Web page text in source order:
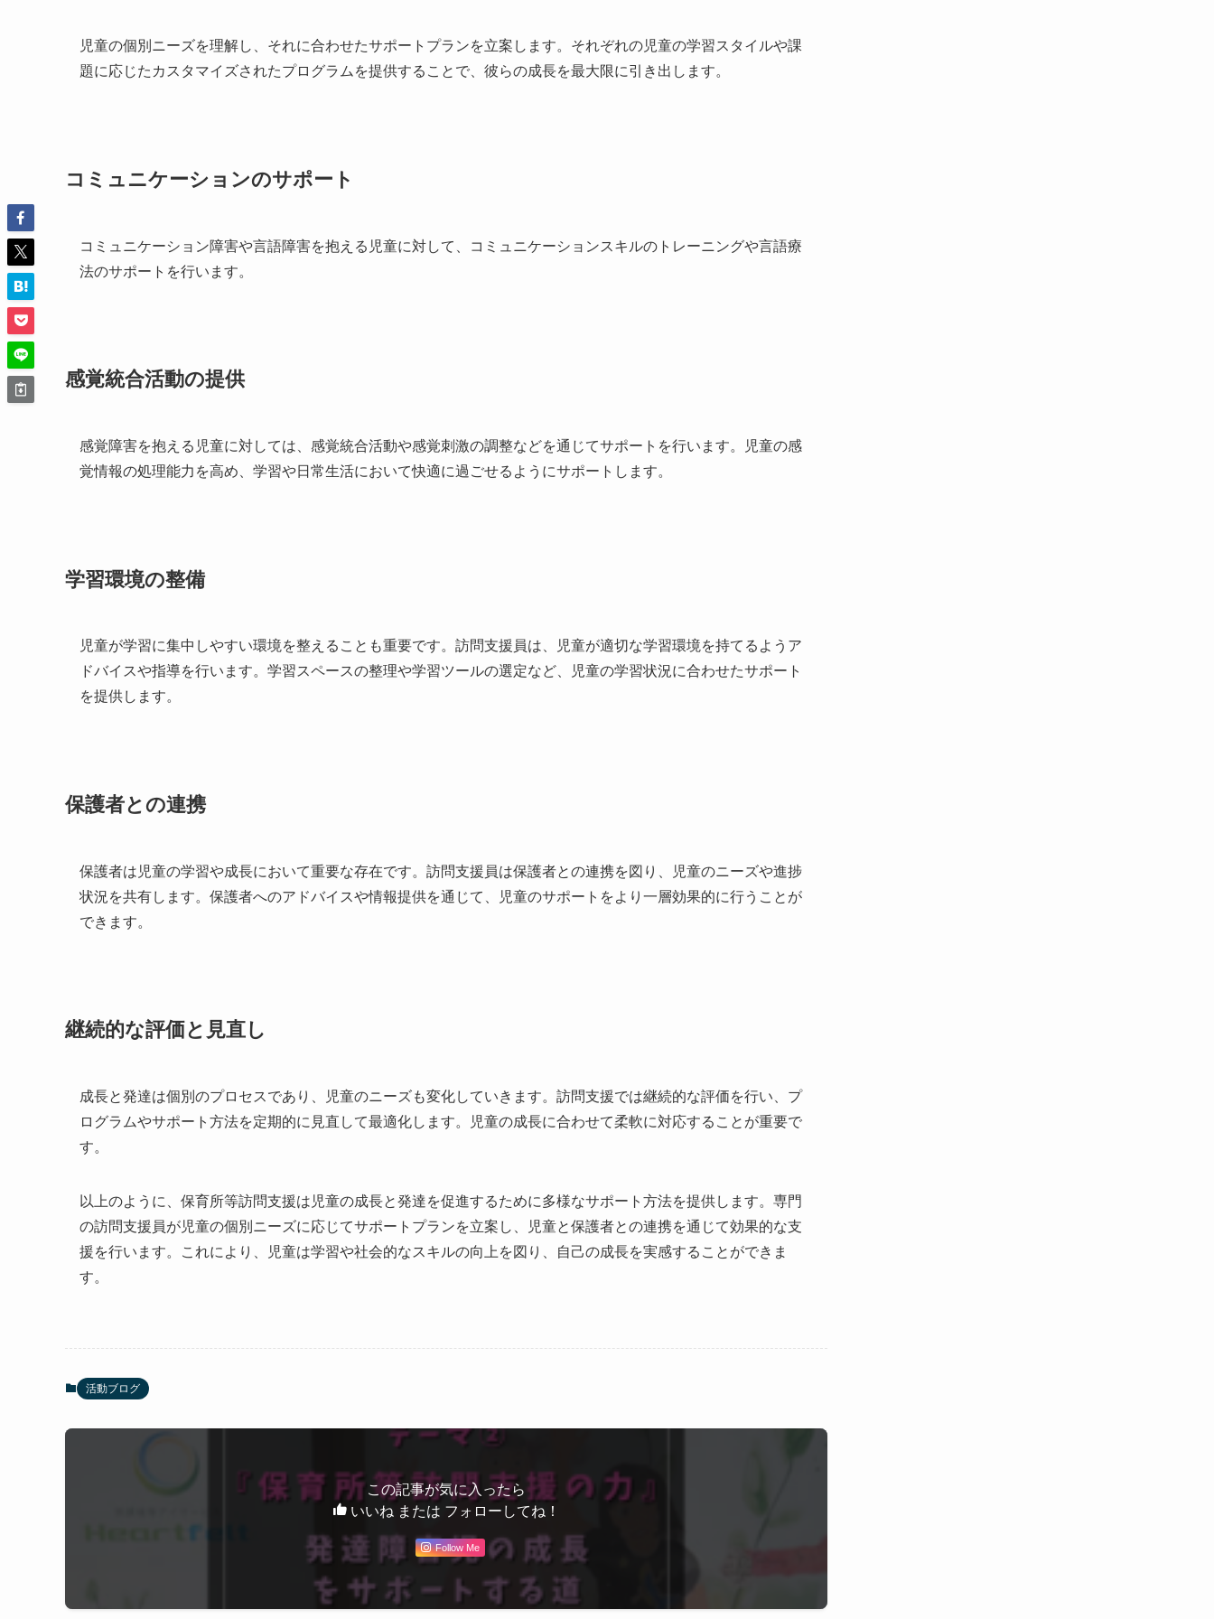
児童の個別ニーズを理解し、それに合わせたサポートプランを立案します。それぞれの児童の学習スタイルや課
題に応じたカスタマイズされたプログラムを提供することで、彼らの成長を最大限に引き出します。
コミュニケーションのサポート
コミュニケーション障害や言語障害を抱える児童に対して、コミュニケーションスキルのトレーニングや言語療
法のサポートを行います。
感覚統合活動の提供
感覚障害を抱える児童に対しては、感覚統合活動や感覚刺激の調整などを通じてサポートを行います。児童の感
覚情報の処理能力を高め、学習や日常生活において快適に過ごせるようにサポートします。
学習環境の整備
児童が学習に集中しやすい環境を整えることも重要です。訪問支援員は、児童が適切な学習環境を持てるようア
ドバイスや指導を行います。学習スペースの整理や学習ツールの選定など、児童の学習状況に合わせたサポート
を提供します。
保護者との連携
保護者は児童の学習や成長において重要な存在です。訪問支援員は保護者との連携を図り、児童のニーズや進捗
状況を共有します。保護者へのアドバイスや情報提供を通じて、児童のサポートをより一層効果的に行うことが
できます。
継続的な評価と見直し
成長と発達は個別のプロセスであり、児童のニーズも変化していきます。訪問支援では継続的な評価を行い、プ
ログラムやサポート方法を定期的に見直して最適化します。児童の成長に合わせて柔軟に対応することが重要で
す。
以上のように、保育所等訪問支援は児童の成長と発達を促進するために多様なサポート方法を提供します。専門
の訪問支援員が児童の個別ニーズに応じてサポートプランを立案し、児童と保護者との連携を通じて効果的な支
援を行います。これにより、児童は学習や社会的なスキルの向上を図り、自己の成長を実感することができま
す。
活動ブログ
この記事が気に入ったら
いいね または フォローしてね！
Follow Me